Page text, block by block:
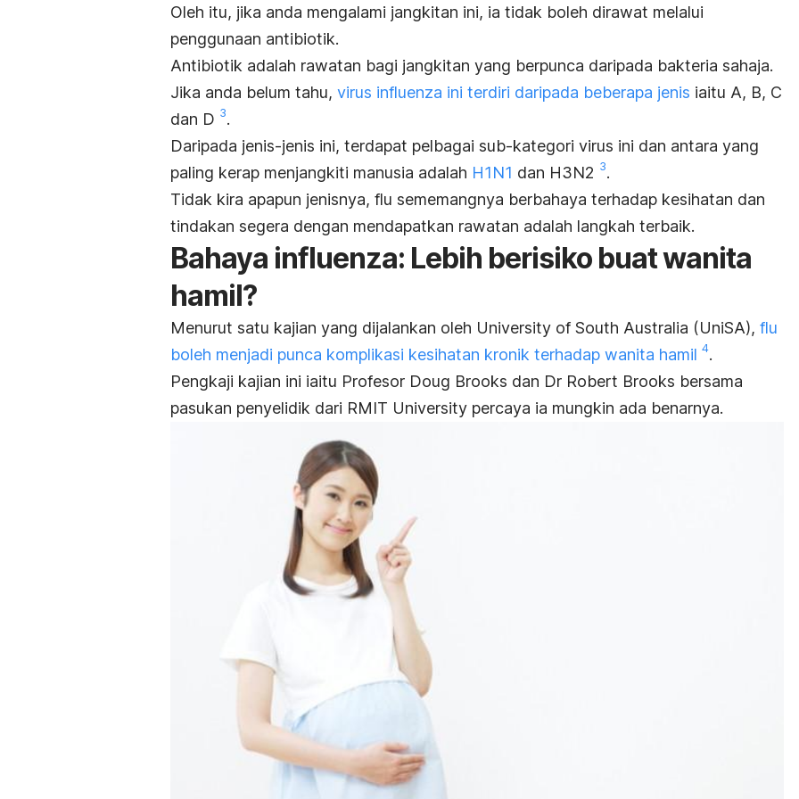
Oleh itu, jika anda mengalami jangkitan ini, ia tidak boleh dirawat melalui
penggunaan antibiotik.
Antibiotik adalah rawatan bagi jangkitan yang berpunca daripada bakteria sahaja.
Jika anda belum tahu, virus influenza ini terdiri daripada beberapa jenis iaitu A, B, C
dan D 3.
Daripada jenis-jenis ini, terdapat pelbagai sub-kategori virus ini dan antara yang
paling kerap menjangkiti manusia adalah H1N1 dan H3N2 3.
Tidak kira apapun jenisnya, flu sememangnya berbahaya terhadap kesihatan dan
tindakan segera dengan mendapatkan rawatan adalah langkah terbaik.
Bahaya influenza: Lebih berisiko buat wanita
hamil?
Menurut satu kajian yang dijalankan oleh University of South Australia (UniSA), flu
boleh menjadi punca komplikasi kesihatan kronik terhadap wanita hamil 4.
Pengkaji kajian ini iaitu Profesor Doug Brooks dan Dr Robert Brooks bersama
pasukan penyelidik dari RMIT University percaya ia mungkin ada benarnya.